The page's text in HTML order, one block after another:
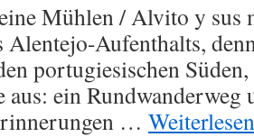
Mühlen / Alvito y
Alentejo-Aufenthalts,
portugiesischen
aus: ein
…